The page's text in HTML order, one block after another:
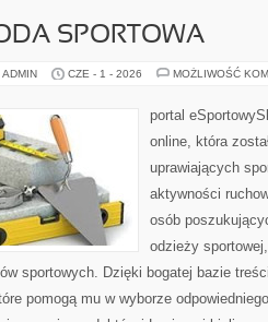
SPORTOWA
CZE - 1 - 2026 MOŻLIWOŚĆ
portal
online, która
uprawiających
aktywności
osób
odzieży
sportowych. Dzięki bogatej bazie
pomogą mu w wyborze